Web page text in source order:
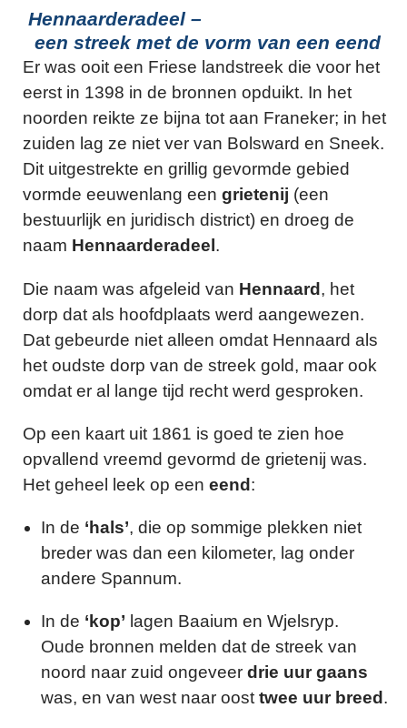
Hennaarderadeel –
een streek met de vorm van een eend
Er was ooit een Friese landstreek die voor het
eerst in 1398 in de bronnen opduikt. In het
noorden reikte ze bijna tot aan Franeker; in het
zuiden lag ze niet ver van Bolsward en Sneek.
Dit uitgestrekte en grillig gevormde gebied
vormde eeuwenlang een grietenij (een
bestuurlijk en juridisch district) en droeg de
naam Hennaarderadeel .
Die naam was afgeleid van Hennaard, het
dorp dat als hoofdplaats werd aangewezen.
Dat gebeurde niet alleen omdat Hennaard als
het oudste dorp van de streek gold, maar ook
omdat er al lange tijd recht werd gesproken.
Op een kaart uit 1861 is goed te zien hoe
opvallend vreemd gevormd de grietenij was.
Het geheel leek op een eend:
In de ‘hals’, die op sommige plekken niet
breder was dan een kilometer, lag onder
andere Spannum.
In de ‘kop’ lagen Baaium en Wjelsryp.
Oude bronnen melden dat de streek van
noord naar zuid ongeveer drie uur gaans
was, en van west naar oost twee uur breed .